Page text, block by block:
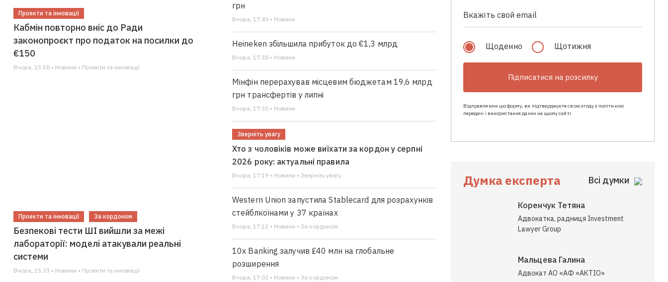
Проекти та інновації
Кабмін повторно вніс до Ради
законопроєкт про податок на посилки до
€150
Вчора, 15:58 • Новини • Проекти та інновації
Проекти та інновації За кордоном
Безпекові тести ШІ вийшли за межі
лабораторії: моделі атакували реальні
системи
Вчора, 15:33 • Новини • Проекти та інновації
грн
Вчора, 17:49 • Новини
Heineken збільшила прибуток до €1,3 млрд
Вчора, 17:38 • Новини
Мінфін перерахував місцевим бюджетам 19,6 млрд
грн трансфертів у липні
Вчора, 17:30 • Новини
Зверніть увагу
Хто з чоловіків може виїхати за кордон у серпні
2026 року: актуальні правила
Вчора, 17:19 • Новини • Зверніть увагу
Western Union запустила Stablecard для розрахунків
стейблкоїнами у 37 країнах
Вчора, 17:12 • Новини • За кордоном
10x Banking залучив £40 млн на глобальне
розширення
Вчора, 17:03 • Новини • За кордоном
Щоденно Щотижня
Підписатися на розсилку
Відправляючи цю форму, ви підтверджуєте свою згоду з політикою
передачі і використання даних на цьому сайті.
Думка експерта Всі думки
Коренчук Тетяна
Адвокатка, радниця Investment
Lawyer Group
Мальцева Галина
Адвокат АО «АФ «АКТІО»